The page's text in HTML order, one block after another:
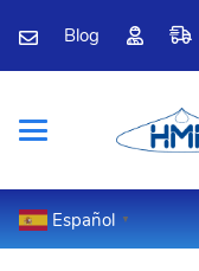
Blog
Español ▼